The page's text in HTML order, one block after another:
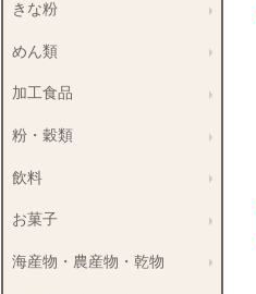
きな粉
めん類
加工食品
粉・穀類
飲料
お菓子
海産物・農産物・乾物